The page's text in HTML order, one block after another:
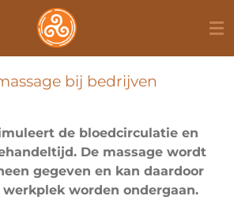
bij bedrijven
de bloedcirculatie en
De massage wordt
gegeven en kan daardoor
worden ondergaan.